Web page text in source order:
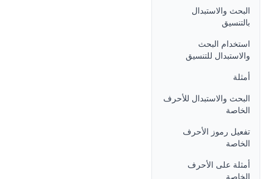
البحث والاستبدال
بالتنسيق
استخدام البحث
والاستبدال للتنسيق
أمثلة
البحث والاستبدال للأحرف
الخاصة
تفعيل رموز الأحرف
الخاصة
أمثلة على الأحرف
الخاصة